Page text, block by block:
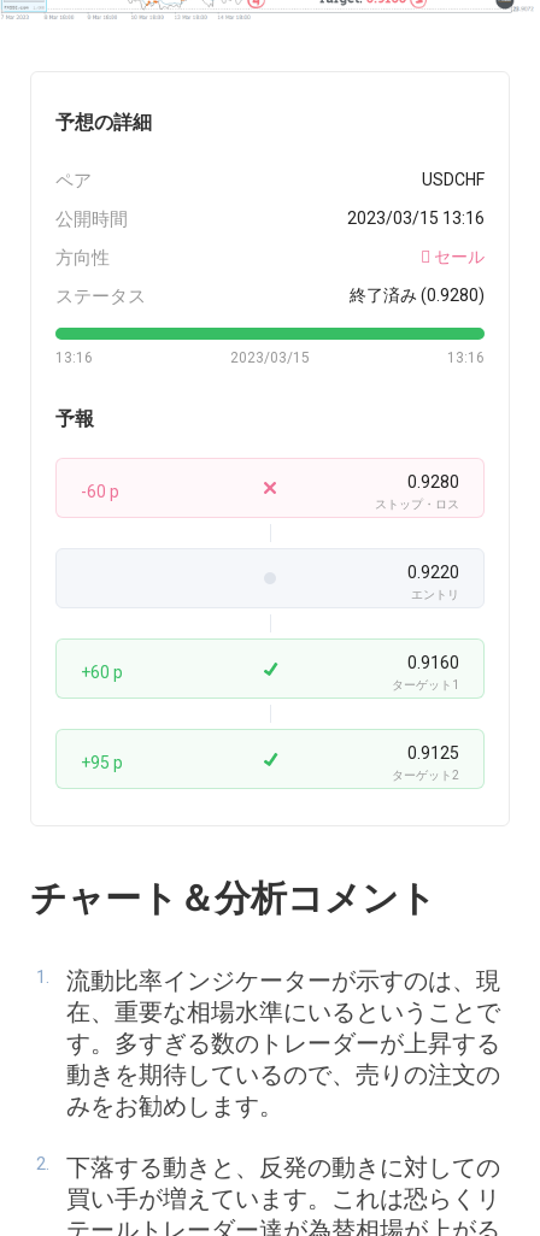
予想の詳細
ペア USDCHF
公開時間 2023/03/15 13:16
方向性 セール
ステータス 終了済み (0.9280)
13:16 13:16
2023/03/15
予報
-60 p 0.9280
ストップ・ロス
0.9220
エントリ
+60 p 0.9160
ターゲット1
+95 p 0.9125
ターゲット2
チャート＆分析コメント
流動比率インジケーターが示すのは、現
在、重要な相場水準にいるということで
す。多すぎる数のトレーダーが上昇する
動きを期待しているので、売りの注文の
みをお勧めします。
下落する動きと、反発の動きに対しての
買い手が増えています。これは恐らくリ